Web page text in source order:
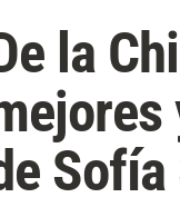
la